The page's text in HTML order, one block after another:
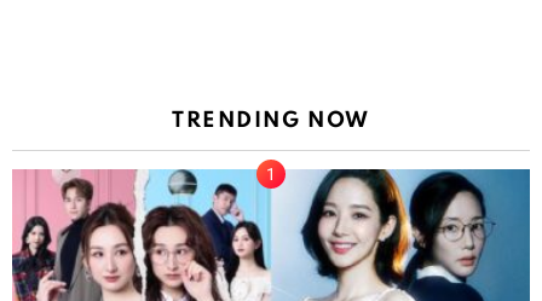
TRENDING NOW